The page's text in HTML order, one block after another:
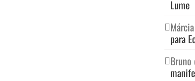
Lume
para
Bruno